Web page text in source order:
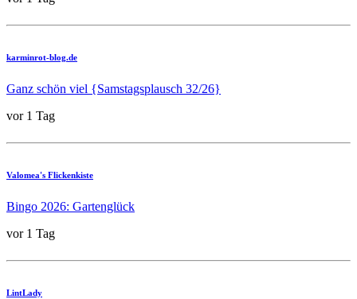
karminrot-blog.de
Ganz schön viel {Samstagsplausch 32/26}
vor 1 Tag
Valomea's Flickenkiste
Bingo 2026: Gartenglück
vor 1 Tag
LintLady